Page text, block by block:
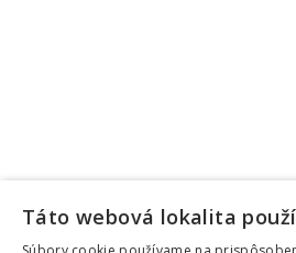
Táto webová lokalita